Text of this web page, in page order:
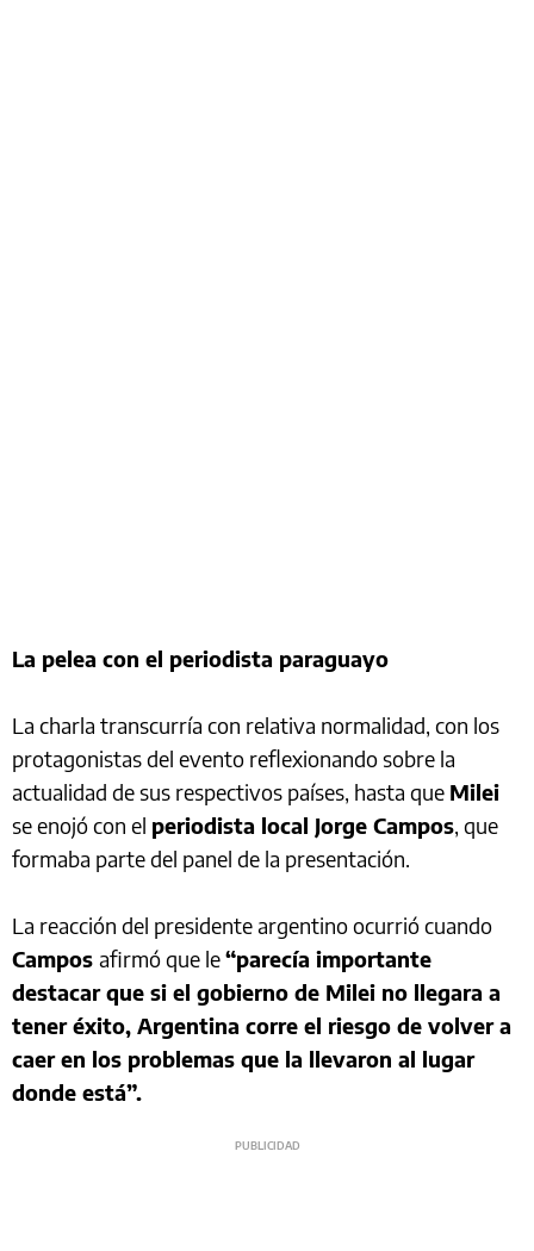
La pelea con el periodista paraguayo
La charla transcurría con relativa normalidad, con los
protagonistas del evento reflexionando sobre la
actualidad de sus respectivos países, hasta que Milei
se enojó con el periodista local Jorge Campos, que
formaba parte del panel de la presentación.
La reacción del presidente argentino ocurrió cuando
Campos afirmó que le“parecía importante
destacar que si el gobierno de Milei no llegara a
tener éxito, Argentina corre el riesgo de volver a
caer en los problemas que la llevaron al lugar
donde está”.